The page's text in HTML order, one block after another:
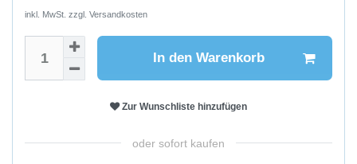
inkl. MwSt. zzgl. Versandkosten
In den Warenkorb
Zur Wunschliste hinzufügen
oder sofort kaufen